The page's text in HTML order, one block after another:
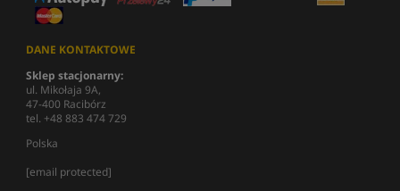
DANE KONTAKTOWE
Sklep stacjonarny:
ul. Mikołaja 9A,
47-400 Racibórz
tel. +48 883 474 729
Polska
[email protected]